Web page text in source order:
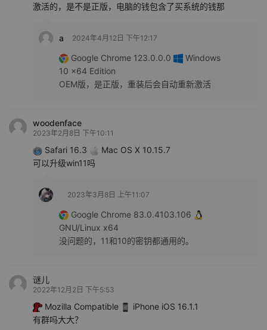
激活的，是不是正版，电脑的钱包含了买系统的钱那
a 2024年4月12日 下午12:17
Google Chrome 123.0.0.0
Windows
10 x64 Edition
OEM版，是正版，重装后会自动重新激活
woodenface
2023年2月8日 下午10:11
Safari 16.3
Mac OS X 10.15.7
可以升级win11吗
2023年3月8日 上午11:07
Google Chrome 83.0.4103.106
GNU/Linux x64
没问题的，11和10的密钥都通用的。
谜儿
2022年12月2日 下午5:53
Mozilla Compatible
iPhone iOS 16.1.1
有群吗大大？